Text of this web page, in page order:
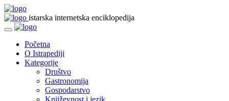
istarska internetska enciklopedija
Početna
O Istrapediji
Kategorije
Društvo
Gastronomija
Gospodarstvo
Književnost i jezik